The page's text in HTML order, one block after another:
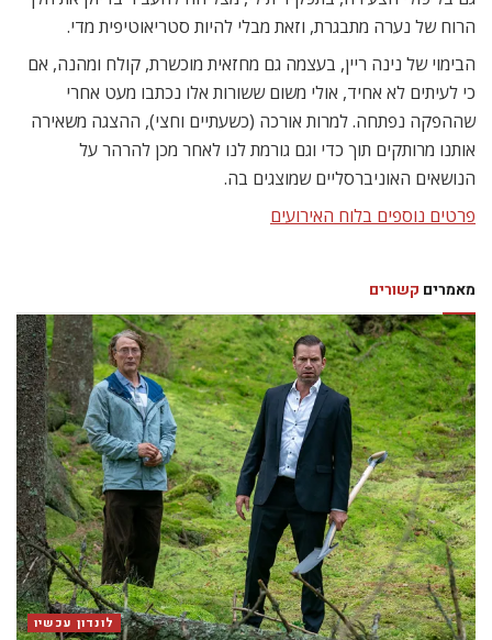
הרוח של נערה מתבגרת, וזאת מבלי להיות סטריאוטיפית מדי.
הבימוי של נינה ריין, בעצמה גם מחזאית מוכשרת, קולח ומהנה, אם
כי לעיתים לא אחיד, אולי משום ששורות אלו נכתבו מעט אחרי
שההפקה נפתחה. למרות אורכה (כשעתיים וחצי), ההצגה משאירה
אותנו מרותקים תוך כדי וגם גורמת לנו לאחר מכן להרהר על
הנושאים האוניברסליים שמוצגים בה.
פרטים נוספים בלוח האירועים
מאמרים קשורים
לונדון עכשיו